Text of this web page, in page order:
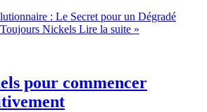
: Le Secret pour un Dégradé
Nickels Lire la suite »
pour commencer